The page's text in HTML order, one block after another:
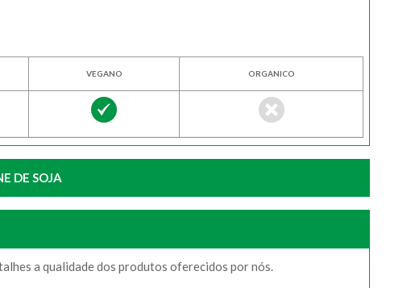
VEGANO ORGANICO
DE SOJA
a qualidade dos produtos oferecidos por nós.